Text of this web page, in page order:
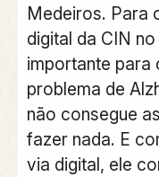
Medeiros. Para
digital da CIN
importante para
problema de
não consegue
fazer nada. E
via digital, ele